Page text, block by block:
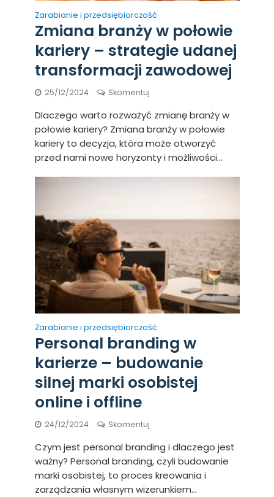
Zarabianie i przedsiębiorczość
Zmiana branży w połowie
kariery – strategie udanej
transformacji zawodowej
25/12/2024 Skomentuj
Dlaczego warto rozważyć zmianę branży w
połowie kariery? Zmiana branży w połowie
kariery to decyzja, która może otworzyć
przed nami nowe horyzonty i możliwości...
Zarabianie i przedsiębiorczość
Personal branding w
karierze – budowanie
silnej marki osobistej
online i offline
24/12/2024 Skomentuj
Czym jest personal branding i dlaczego jest
ważny? Personal branding, czyli budowanie
marki osobistej, to proces kreowania i
zarządzania własnym wizerunkiem...